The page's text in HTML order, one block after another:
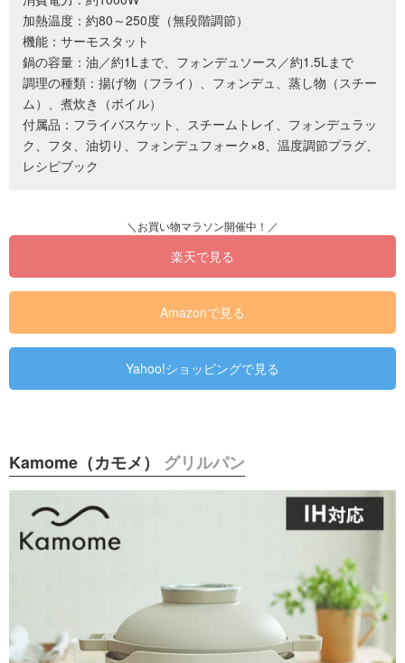
加熱温度：約80～250度（無段階調節）
機能：サーモスタット
鍋の容量：油／約1Lまで、フォンデュソース／約1.5Lまで
調理の種類：揚げ物（フライ）、フォンデュ、蒸し物（スチー
ム）、煮炊き（ボイル）
付属品：フライバスケット、スチームトレイ、フォンデュラッ
ク、フタ、油切り、フォンデュフォーク×8、温度調節プラグ、
レシピブック
楽天で見る
Amazonで見る
Yahoo!ショッピングで見る
Kamome（カモメ） グリルパン